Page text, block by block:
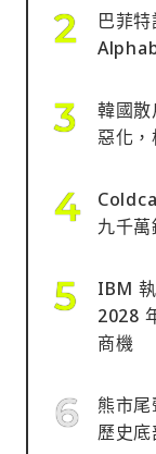
巴菲
韓國
惡化
九千
IBM
2028
商機
熊市
歷史